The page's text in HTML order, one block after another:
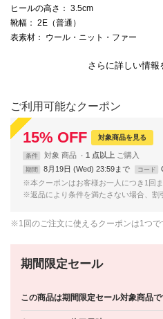
ヒールの高さ ： 3.5cm
靴幅 ： 2E（普通）
表素材 ： ウール・ニット・ファー
さらに詳しい情報
ご利用可能なクーポン
15% OFF 対象商品を見る
条件 対象 商品 1 点以上
期間 8月19日 (Wed) 23:59まで コード
※本クーポンはお客様お一人につき1回
※返品により条件を満たさない場合、割
※1回のご注文に使えるクーポンは1つで
期間限定セール
この商品は期間限定セール対象商品で